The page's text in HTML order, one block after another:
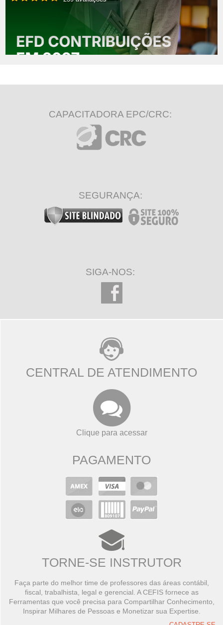
CAPACITADORA EPC/CRC:
SEGURANÇA:
SIGA-NOS:
CENTRAL DE ATENDIMENTO
Clique para acessar
PAGAMENTO
TORNE-SE INSTRUTOR
Faça parte do melhor time de professores das áreas contábil,
fiscal, trabalhista, legal e gerencial. A CEFIS fornece as
Ferramentas que você precisa para Compartilhar Conhecimento,
Inspirar Milhares de Pessoas e Monetizar sua Expertise.